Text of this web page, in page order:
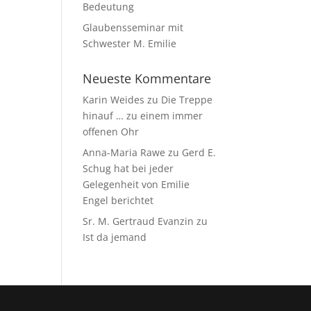
Bedeutung
Glaubensseminar mit
Schwester M. Emilie
Neueste Kommentare
Karin Weides zu Die Treppe
hinauf … zu einem immer
offenen Ohr
Anna-Maria Rawe zu Gerd E.
Schug hat bei jeder
Gelegenheit von Emilie
Engel berichtet
Sr. M. Gertraud Evanzin zu
Ist da jemand